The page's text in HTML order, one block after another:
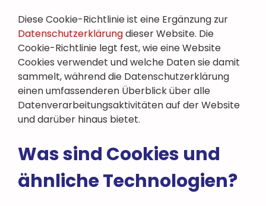
Diese Cookie-Richtlinie ist eine Ergänzung zur
Datenschutzerklärungdieser Website. Die
Cookie-Richtlinie legt fest, wie eine Website
Cookies verwendet und welche Daten sie damit
sammelt, während die Datenschutzerklärung
einen umfassenderen Überblick über alle
Datenverarbeitungsaktivitäten auf der Website
und darüber hinaus bietet.
Was sind Cookies und
ähnliche Technologien?